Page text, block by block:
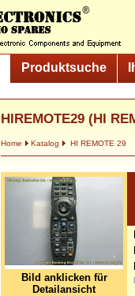
Produktsuche
HIREMOTE29 (HI
Home Katalog HI REMOTE 29
Bild anklicken für
Detailansicht